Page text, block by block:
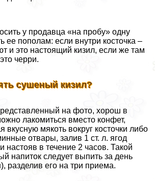
у продавца «на пробу» одну
ее пополам: если внутри косточка –
и это настоящий кизил, если же там
черри.
сушеный кизил?
на фото, хорош в
лакомиться вместо конфет,
вкусную мякоть вокруг косточки либо
отвары, залив 1 ст. л. ягод
настояв в течение 2 часов. Такой
напиток следует выпить за день
разделив его на три приема.